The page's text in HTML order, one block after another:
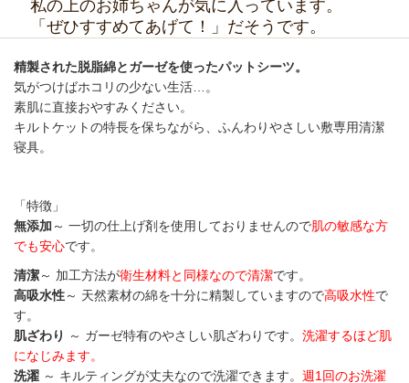
私の上のお姉ちゃんが気に入っています。
「ぜひすすめてあげて！」だそうです。
精製された脱脂綿とガーゼを使ったパットシーツ。
気がつけばホコリの少ない生活…。
素肌に直接おやすみください。
キルトケットの特長を保ちながら、ふんわりやさしい敷専用清潔
寝具。
「特徴」
無添加 ～ 一切の仕上げ剤を使用しておりませんので肌の敏感な方
でも安心です。
清潔～ 加工方法が衛生材料と同様なので清潔です。
高吸水性～ 天然素材の綿を十分に精製していますので高吸水性で
す。
肌ざわり
～ ガーゼ特有のやさしい肌ざわりです。 洗濯するほど肌
になじみます。
洗濯 ～ キルティングが丈夫なので洗濯できます。 週1回のお洗濯